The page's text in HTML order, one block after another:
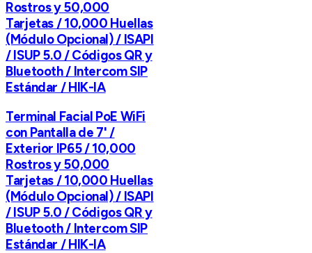
Rostros y 50,000
Tarjetas / 10,000 Huellas
(Módulo Opcional) / ISAPI
/ ISUP 5.0 / Códigos QR y
Bluetooth / Intercom SIP
Estándar / HIK-IA
Terminal Facial PoE WiFi
con Pantalla de 7' /
Exterior IP65 / 10,000
Rostros y 50,000
Tarjetas / 10,000 Huellas
(Módulo Opcional) / ISAPI
/ ISUP 5.0 / Códigos QR y
Bluetooth / Intercom SIP
Estándar / HIK-IA